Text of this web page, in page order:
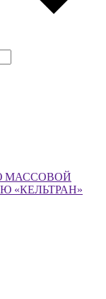
МАССОВОЙ
«КЕЛЬТРАН»